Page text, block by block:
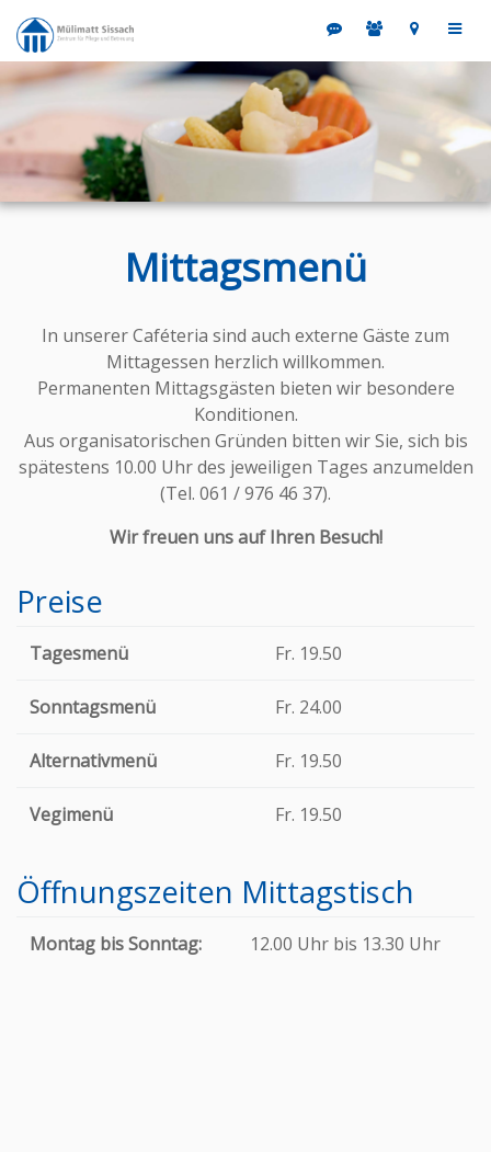
Mittagsmenü
In unserer Caféteria sind auch externe Gäste zum
Mittagessen herzlich willkommen.
Permanenten Mittagsgästen bieten wir besondere
Konditionen.
Aus organisatorischen Gründen bitten wir Sie, sich bis
spätestens 10.00 Uhr des jeweiligen Tages anzumelden
(Tel. 061 / 976 46 37).
Wir freuen uns auf Ihren Besuch!
Preise
Tagesmenü Fr. 19.50
Sonntagsmenü Fr. 24.00
Alternativmenü Fr. 19.50
Vegimenü Fr. 19.50
Öffnungszeiten Mittagstisch
Montag bis Sonntag: 12.00 Uhr bis 13.30 Uhr